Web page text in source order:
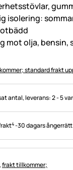
isolering:
mot olja, bensin,
standard frakt
antal, leverans:2 - 5
4-30 dagars ångerrätt
frakt tillkommer;